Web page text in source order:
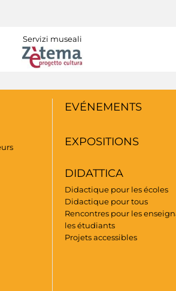
Servizi museali
EVÉNEMENTS
EXPOSITIONS
DIDATTICA
Didactique pour les écoles
Didactique pour tous
Rencontres pour les
les étudiants
Projets accessibles